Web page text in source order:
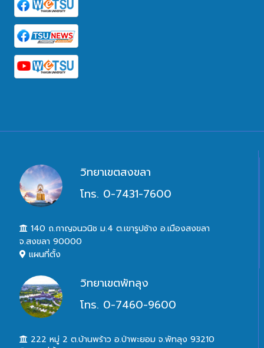
วิทยาเขตสงขลา
โทร. 0-7431-7600
140 ถ.กาญจนวนิช ม.4 ต.เขารูปช้าง อ.เมืองสงขลา
จ.สงขลา 90000
แผนที่ตั้ง
วิทยาเขตพัทลุง
โทร. 0-7460-9600
222 หมู่ 2 ต.บ้านพร้าว อ.ป่าพะยอม จ.พัทลุง 93210